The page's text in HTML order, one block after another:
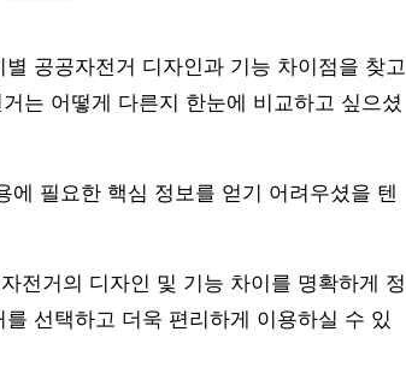
공공자전거 디자인과 기능 차이점을 찾고
는 어떻게 다른지 한눈에 비교하고 싶으셨
필요한 핵심 정보를 얻기 어려우셨을 텐
전거의 디자인 및 기능 차이를 명확하게 정
선택하고 더욱 편리하게 이용하실 수 있